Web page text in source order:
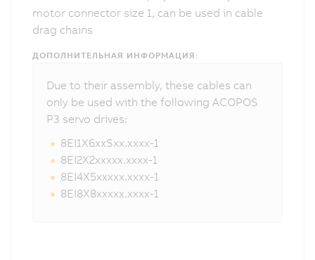
motor connector size 1, can be used in cable
drag chains
ДОПОЛНИТЕЛЬНАЯ ИНФОРМАЦИЯ:
Due to their assembly, these cables can
only be used with the following ACOPOS
P3 servo drives:
8EI1X6xxSxx.xxxx-1
8EI2X2xxxxx.xxxx-1
8EI4X5xxxxx.xxxx-1
8EI8X8xxxxx.xxxx-1